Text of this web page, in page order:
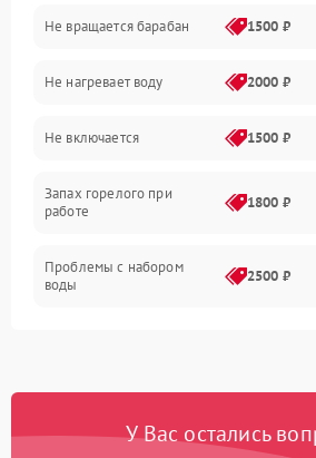
Слив
Программное обеспечение
Не вращается барабан 1500 ₽
Не нагревает воду 2000 ₽
Не включается 1500 ₽
Запах горелого при
работе
1800 ₽
Проблемы с набором
воды
2500 ₽
Замена платы управления 2200 ₽
У Вас остались